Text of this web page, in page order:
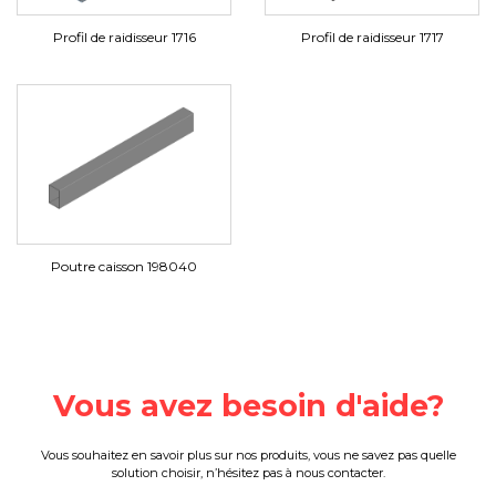
Profil de raidisseur 1716 Profil de raidisseur 1717
Poutre caisson 198040
Vous avez besoin d'aide?
Vous souhaitez en savoir plus sur nos produits, vous ne savez pas quelle
solution choisir, n’hésitez pas à nous contacter.